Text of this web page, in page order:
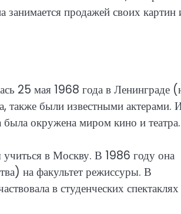
продажей своих картин
25 мая 1968 года в Ленинграде
также были известными актерами.
была окружена миром кино и театра.
в Москву. В 1986 году она
на факультет режиссуры. В
в студенческих